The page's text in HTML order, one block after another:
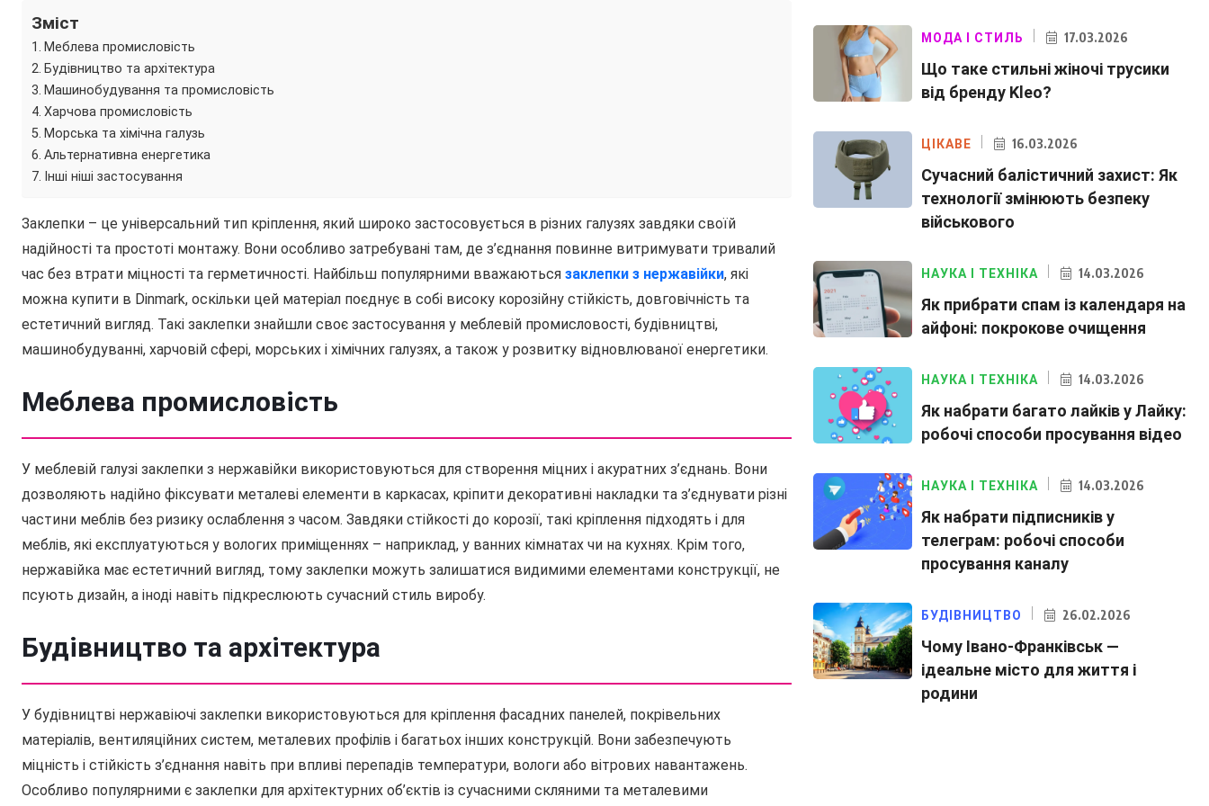
Зміст
Меблева промисловість
Будівництво та архітектура
Машинобудування та промисловість
Харчова промисловість
Морська та хімічна галузь
Альтернативна енергетика
Інші ніші застосування
Заклепки – це універсальний тип кріплення, який широко застосовується в різних галузях завдяки своїй
надійності та простоті монтажу. Вони особливо затребувані там, де з’єднання повинне витримувати тривалий
час без втрати міцності та герметичності. Найбільш популярними вважаються заклепки з нержавійки, які
можна купити в Dinmark, оскільки цей матеріал поєднує в собі високу корозійну стійкість, довговічність та
естетичний вигляд. Такі заклепки знайшли своє застосування у меблевій промисловості, будівництві,
машинобудуванні, харчовій сфері, морських і хімічних галузях, а також у розвитку відновлюваної енергетики.
Меблева промисловість
У меблевій галузі заклепки з нержавійки використовуються для створення міцних і акуратних з’єднань. Вони
дозволяють надійно фіксувати металеві елементи в каркасах, кріпити декоративні накладки та з’єднувати різні
частини меблів без ризику ослаблення з часом. Завдяки стійкості до корозії, такі кріплення підходять і для
меблів, які експлуатуються у вологих приміщеннях – наприклад, у ванних кімнатах чи на кухнях. Крім того,
нержавійка має естетичний вигляд, тому заклепки можуть залишатися видимими елементами конструкції, не
псують дизайн, а іноді навіть підкреслюють сучасний стиль виробу.
Будівництво та архітектура
У будівництві нержавіючі заклепки використовуються для кріплення фасадних панелей, покрівельних
матеріалів, вентиляційних систем, металевих профілів і багатьох інших конструкцій. Вони забезпечують
міцність і стійкість з’єднання навіть при впливі перепадів температури, вологи або вітрових навантажень.
Особливо популярними є заклепки для архітектурних об’єктів із сучасними скляними та металевими
МОДА І СТИЛЬ 17.03.2026
Що таке стильні жіночі трусики
від бренду Kleo?
ЦІКАВЕ 16.03.2026
Сучасний балістичний захист: Як
технології змінюють безпеку
військового
НАУКА І ТЕХНІКА 14.03.2026
Як прибрати спам із календаря на
айфоні: покрокове очищення
НАУКА І ТЕХНІКА 14.03.2026
Як набрати багато лайків у Лайку:
робочі способи просування відео
НАУКА І ТЕХНІКА 14.03.2026
Як набрати підписників у
телеграм: робочі способи
просування каналу
БУДІВНИЦТВО 26.02.2026
Чому Івано-Франківськ —
ідеальне місто для життя і
родини